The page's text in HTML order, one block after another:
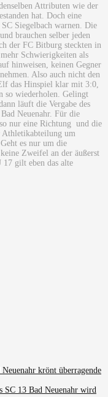
Attributen wie der
hat. Doch eine
Siegelbach warnen. Die
brauchen selber jeden
der FC Bitburg steckten in
Schwierigkeiten als
hinweisen, keinen Gegner
Also auch nicht den
das Hinspiel klar mit 3:0,
so wiederholen. Gelingt
läuft die Vergabe des
Neuenahr. Für die
nur eine Richtung und die
Athletikabteilung um
es nur um die
Zweifel an der äußerst
gilt eben das alte
krönt überragende
13 Bad Neuenahr wird